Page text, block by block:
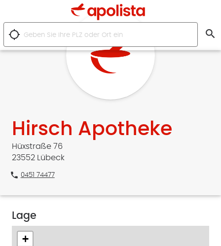
location_searching search
Hirsch Apotheke
Hüxstraße 76
23552 Lübeck
phone 0451 74477
Lage
+